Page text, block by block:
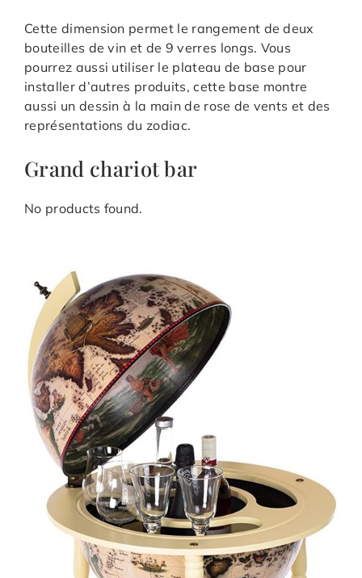
Cette dimension permet le rangement de deux
bouteilles de vin et de 9 verres longs. Vous
pourrez aussi utiliser le plateau de base pour
installer d’autres produits, cette base montre
aussi un dessin à la main de rose de vents et des
représentations du zodiac.
Grand chariot bar
No products found.